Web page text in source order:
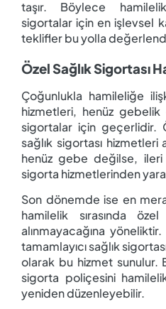
taşır. Böylece
sigortalar için en işlevsel
teklifler bu yolla
Özel Sağlık Sigortası
Çoğunlukla hamileliğe
hizmetleri, henüz gebelik
sigortalar için geçerlidir.
sağlık sigortası hizmetleri
henüz gebe değilse,
sigorta hizmetlerinden
Son dönemde ise en
hamilelik sırasında özel
alınmayacağına
tamamlayıcı sağlık
olarak bu hizmet sunulur.
sigorta poliçesini
yeniden düzenleyebilir.